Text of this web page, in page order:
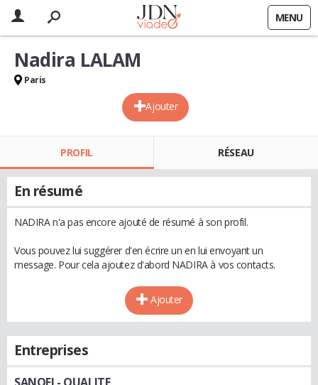
MENU
Ajouter
Nadira LALAM
Paris
PROFIL RÉSEAU
En résumé
NADIRA n'a pas encore ajouté de résumé à son profil.
Vous pouvez lui suggérer d'en écrire un en lui envoyant un
message. Pour cela ajoutez d'abord NADIRA à vos contacts.
Ajouter
Entreprises